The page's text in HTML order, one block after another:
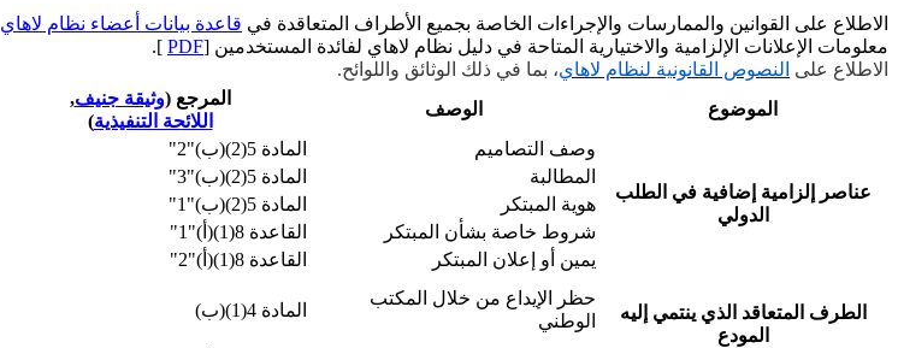
الاطلاع على القوانين والممارسات والإجراءات الخاصة بجميع الأطراف المتعاقدة في قاعدة بيانات أعضاء نظام لاهاي
معلومات الإعلانات الإلزامية والاختيارية المتاحة في دليل نظام لاهاي لفائدة المستخدمين [PDF
].
الاطلاع على النصوص القانونية لنظام لاهاي، بما في ذلك الوثائق واللوائح.
الموضوع الوصف
المرجع (وثيقة جنيف,
اللائحة التنفيذية)
عناصر إلزامية إضافية في الطلب
الدولي
وصف التصاميم المادة 5(2)(ب)"2"
المطالبة
المادة 5(2)(ب)"3"
هوية المبتكر
المادة 5(2)(ب)"1"
شروط خاصة بشأن المبتكر
القاعدة 8(1)(أ)"1"
يمين أو إعلان المبتكر
القاعدة 8(1)(أ)"2"
الطرف المتعاقد الذي ينتمي إليه
المودع
حظر الإيداع من خلال المكتب
الوطني
المادة 4(1)(ب)